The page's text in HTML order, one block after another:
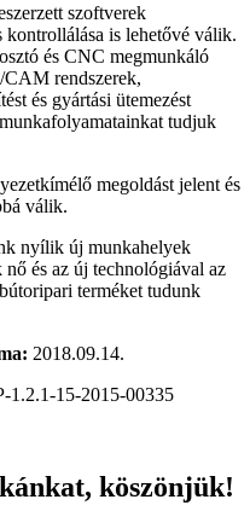
szoftverek
kontrollálása is lehetővé válik.
és CNC megmunkáló
rendszerek,
és gyártási ütemezést
tudjuk
megoldást jelent és
válik.
nyílik új munkahelyek
nő és az új technológiával az
terméket tudunk
2018.09.14.
1.2.1-15-2015-00335
köszönjük!